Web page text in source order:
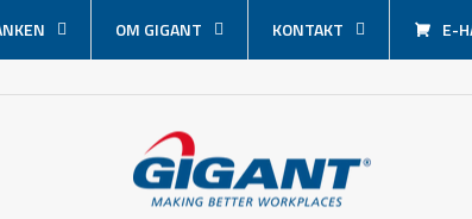
OM GIGANT KONTAKT E-